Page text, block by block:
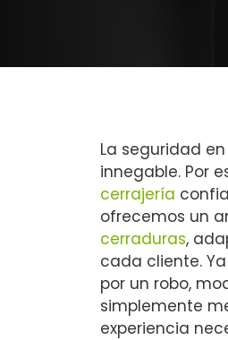
La seguridad
innegable. Por
cerrajería
ofrecemos un
cerraduras,
cada cliente.
por un robo,
simplemente
experiencia